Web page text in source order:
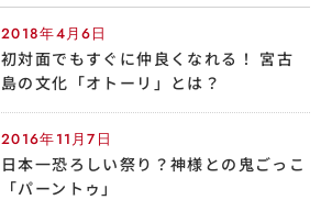
2018年4月6日
初対面でもすぐに仲良くなれる！ 宮古
島の文化「オトーリ」とは？
2016年11月7日
日本一恐ろしい祭り？神様との鬼ごっこ
「パーントゥ」